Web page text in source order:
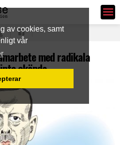
av cookies, samt
vår
Ledarsidorna.se
med radikala
okända